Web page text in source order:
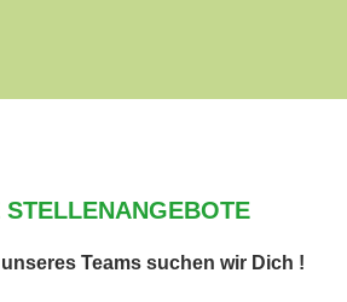
STELLENANGEBOTE
Teams suchen wir Dich !